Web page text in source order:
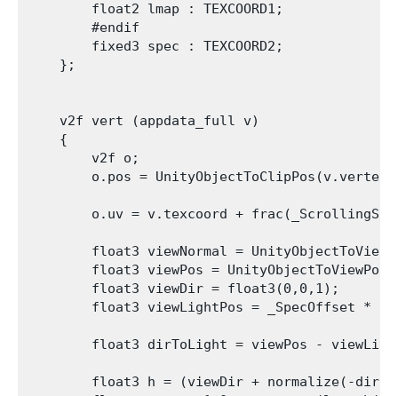
        float2 lmap : TEXCOORD1;
        #endif
        fixed3 spec : TEXCOORD2;
    };
    v2f vert (appdata_full v)
    {
        v2f o;
o.pos =
o.uv = v.texcoord +
float3 viewNormal =
float3 viewPos =
        float3 viewDir = float3(0,0,1);
float3 viewLightPos = _SpecOffset *
float3 dirToLight = viewPos -
float3 h = (viewDir + normalize(-